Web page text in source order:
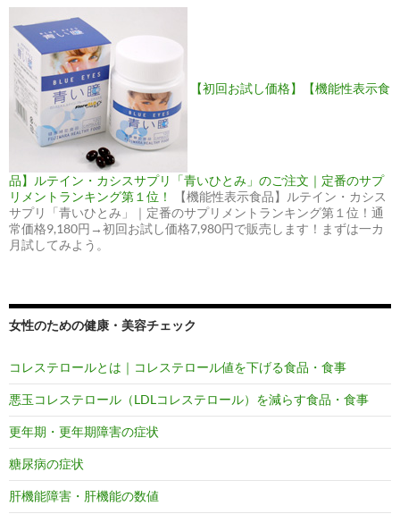
【初回お試し価格】【機能性表示食
品】ルテイン・カシスサプリ「青いひとみ」のご注文｜定番のサプ
リメントランキング第１位！
【機能性表示食品】ルテイン・カシス
サプリ「青いひとみ」｜定番のサプリメントランキング第１位！通
常価格9,180円→初回お試し価格7,980円で販売します！まずは一カ
月試してみよう。
女性のための健康・美容チェック
コレステロールとは｜コレステロール値を下げる食品・食事
悪玉コレステロール（LDLコレステロール）を減らす食品・食事
更年期・更年期障害の症状
糖尿病の症状
肝機能障害・肝機能の数値